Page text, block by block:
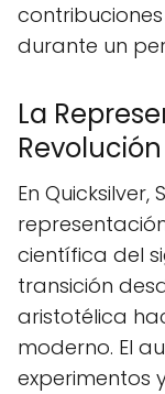
durante un
La
En
científica del
transición
aristotélica
moderno. El
experimentos